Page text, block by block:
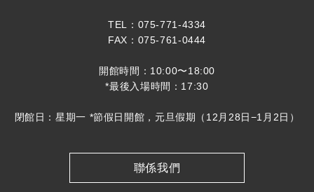
TEL：075-771-4334
FAX：075-761-0444
開館時間：10:00〜18:00
*最後入場時間：17:30
閉館日：星期一 *節假日開館，元旦假期（12月28日−1月2日）
聯係我們